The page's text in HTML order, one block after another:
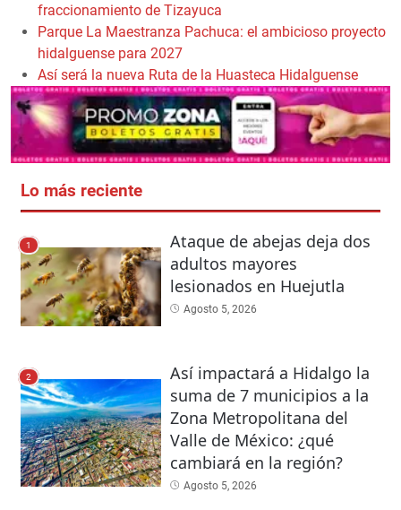
fraccionamiento de Tizayuca
Parque La Maestranza Pachuca: el ambicioso proyecto
hidalguense para 2027
Así será la nueva Ruta de la Huasteca Hidalguense
Lo más reciente
1
Ataque de abejas deja dos
adultos mayores
lesionados en Huejutla
Agosto 5, 2026
2
Así impactará a Hidalgo la
suma de 7 municipios a la
Zona Metropolitana del
Valle de México: ¿qué
cambiará en la región?
Agosto 5, 2026